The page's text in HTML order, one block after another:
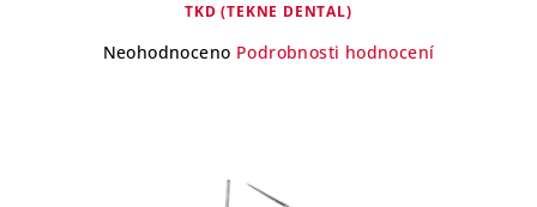
TKD (TEKNE DENTAL)
Průměrné
Neohodnoceno Podrobnosti hodnocení